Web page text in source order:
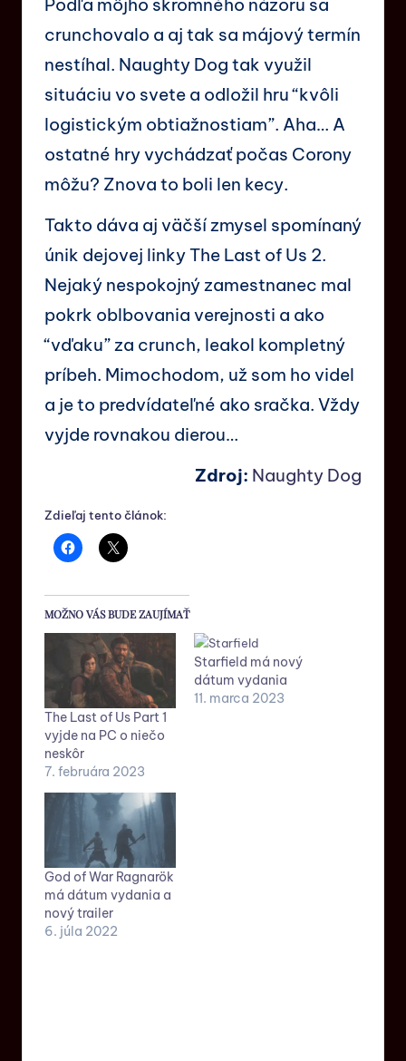
crunchovalo a aj tak sa májový termín
nestíhal. Naughty Dog tak využil
situáciu vo svete a odložil hru “kvôli
logistickým obtiažnostiam”. Aha… A
ostatné hry vychádzať počas Corony
môžu? Znova to boli len kecy.
Takto dáva aj väčší zmysel spomínaný
únik dejovej linky The Last of Us 2.
Nejaký nespokojný zamestnanec mal
pokrk oblbovania verejnosti a ako
“vďaku” za crunch, leakol kompletný
príbeh. Mimochodom, už som ho videl
a je to predvídateľné ako sračka. Vždy
vyjde rovnakou dierou…
Zdroj: Naughty Dog
Zdieľaj tento článok:
MOŽNO VÁS BUDE ZAUJÍMAŤ
The Last of Us Part 1
vyjde na PC o niečo
neskôr
7. februára 2023
Starfield má nový
dátum vydania
11. marca 2023
God of War Ragnarök
má dátum vydania a
nový trailer
6. júla 2022